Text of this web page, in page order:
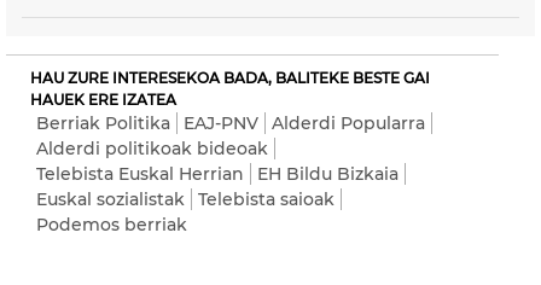
HAU ZURE INTERESEKOA BADA, BALITEKE BESTE GAI
HAUEK ERE IZATEA
Berriak Politika EAJ-PNV
Alderdi Popularra
Alderdi politikoak bideoak
Telebista Euskal Herrian
EH Bildu Bizkaia
Euskal sozialistak
Telebista saioak
Podemos berriak